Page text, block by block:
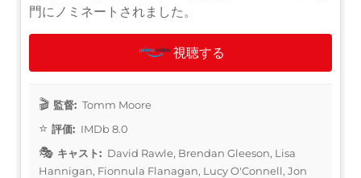
門にノミネートされました。
視聴する
監督: Tomm Moore
評価: IMDb 8.0
キャスト: David Rawle, Brendan Gleeson, Lisa
Hannigan, Fionnula Flanagan, Lucy O'Connell, Jon